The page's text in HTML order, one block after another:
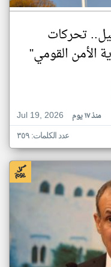
تحركات
الأمن القومي"
Jul 19, 2026
منذ ١٧ يوم
عدد الكلمات: ٣٥٩